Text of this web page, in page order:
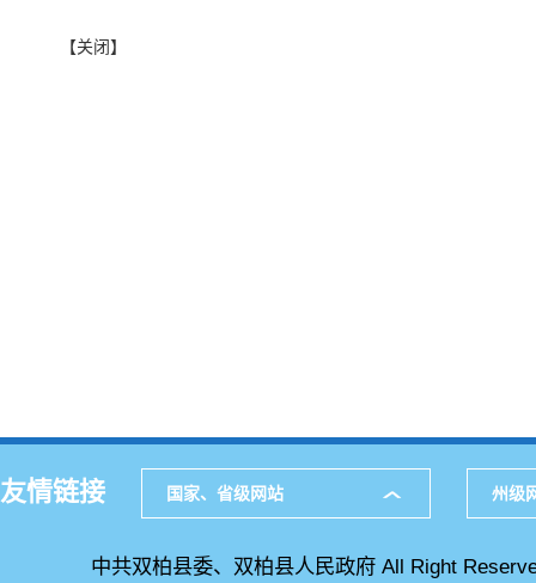
【关闭】
友情链接 国家、省级网站 州级
中共双柏县委、双柏县人民政府 All Right